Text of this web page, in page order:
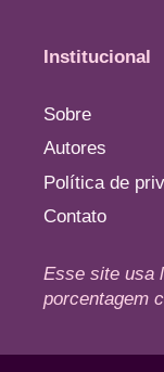
Institucional
Sobre
Autores
Política de
Contato
Esse site usa
porcentagem